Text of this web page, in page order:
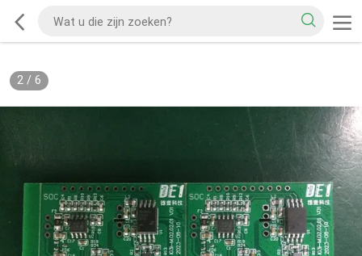
2/ 6